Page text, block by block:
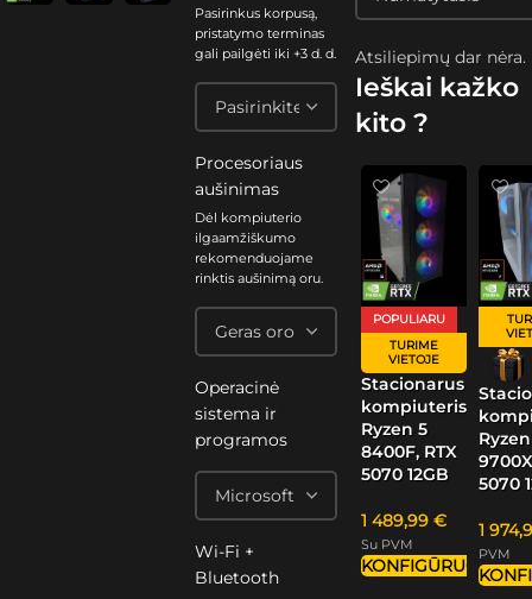
Pasirinkus korpusą,
pristatymo terminas
gali pailgėti iki +3 d. d.
Procesoriaus
aušinimas
Dėl kompiuterio
ilgaamžiškumo
rekomenduojame
rinktis aušinimą oru.
Operacinė
sistema ir
programos
Wi-Fi +
Bluetooth
Atsiliepimų dar nėra.
Ieškai kažko
kito ?
POPULIARU
TURIME
VIETOJE
Stacionarus
kompiuteris
Ryzen 5
8400F, RTX
5070 12GB
1 489,99 €
Su PVM
KONFIGŪRUOTI
5070
1
PVM